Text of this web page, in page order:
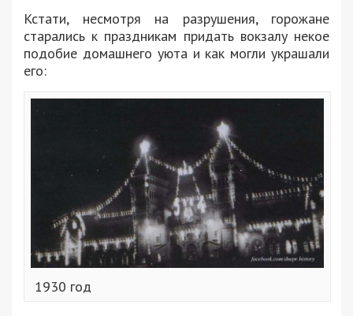
Кстати, несмотря на разрушения, горожане
старались к праздникам придать вокзалу некое
подобие домашнего уюта и как могли украшали
его:
1930 год